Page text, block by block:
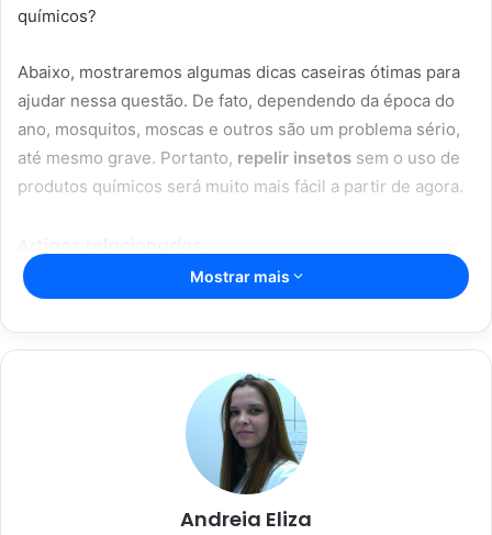
químicos?
Abaixo, mostraremos algumas dicas caseiras ótimas para
ajudar nessa questão. De fato, dependendo da época do
ano, mosquitos, moscas e outros são um problema sério,
até mesmo grave. Portanto, repelir insetos sem o uso de
produtos químicos será muito mais fácil a partir de agora.
28/05/2023
Dicas caseiras para limpar sua casa
de forma rápida e eficaz
Mostrar mais
Andreia Eliza